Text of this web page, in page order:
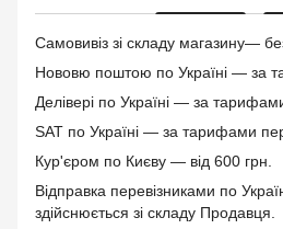
Самовивіз зі складу магазину—
Нововю поштою по Україні — за
Делівері по Україні — за
SAT по Україні — за тарифами
Кур'єром по Києву — від 600 грн.
Відправка перевізниками по
здійснюється зі складу Продавця.